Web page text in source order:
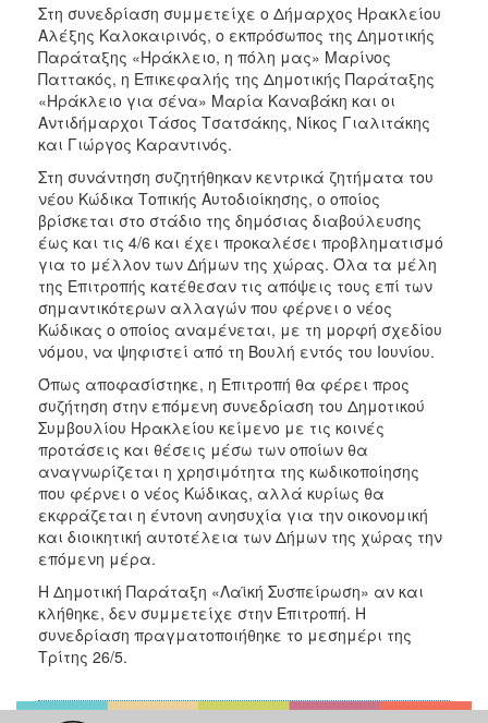
Στη συνεδρίαση συμμετείχε ο Δήμαρχος Ηρακλείου
Αλέξης Καλοκαιρινός, ο εκπρόσωπος της Δημοτικής
Παράταξης «Ηράκλειο, η πόλη μας» Μαρίνος
Παττακός, η Επικεφαλής της Δημοτικής Παράταξης
«Ηράκλειο για σένα» Μαρία Καναβάκη και οι
Αντιδήμαρχοι Τάσος Τσατσάκης, Νίκος Γιαλιτάκης
και Γιώργος Καραντινός.
Στη συνάντηση συζητήθηκαν κεντρικά ζητήματα του
νέου Κώδικα Τοπικής Αυτοδιοίκησης, ο οποίος
βρίσκεται στο στάδιο της δημόσιας διαβούλευσης
έως και τις 4/6 και έχει προκαλέσει προβληματισμό
για το μέλλον των Δήμων της χώρας. Όλα τα μέλη
της Επιτροπής κατέθεσαν τις απόψεις τους επί των
σημαντικότερων αλλαγών που φέρνει ο νέος
Κώδικας ο οποίος αναμένεται, με τη μορφή σχεδίου
νόμου, να ψηφιστεί από τη Βουλή εντός του Ιουνίου.
Όπως αποφασίστηκε, η Επιτροπή θα φέρει προς
συζήτηση στην επόμενη συνεδρίαση του Δημοτικού
Συμβουλίου Ηρακλείου κείμενο με τις κοινές
προτάσεις και θέσεις μέσω των οποίων θα
αναγνωρίζεται η χρησιμότητα της κωδικοποίησης
που φέρνει ο νέος Κώδικας, αλλά κυρίως θα
εκφράζεται η έντονη ανησυχία για την οικονομική
και διοικητική αυτοτέλεια των Δήμων της χώρας την
επόμενη μέρα.
Η Δημοτική Παράταξη «Λαϊκή Συσπείρωση» αν και
κλήθηκε, δεν συμμετείχε στην Επιτροπή. Η
συνεδρίαση πραγματοποιήθηκε το μεσημέρι της
Τρίτης 26/5.